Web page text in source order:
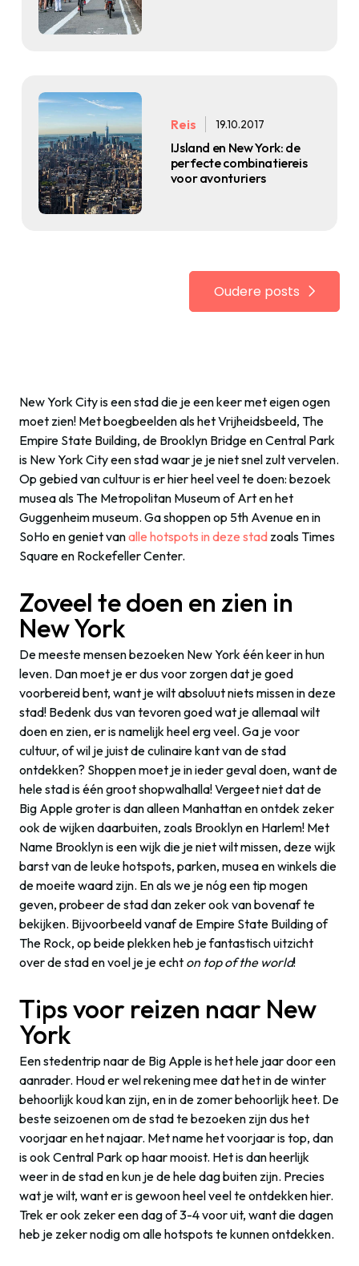
Reis 19.10.2017
IJsland en New York: de
perfecte combinatiereis
voor avonturiers
Oudere posts
New York City is een stad die je een keer met eigen ogen
moet zien! Met boegbeelden als het Vrijheidsbeeld, The
Empire State Building, de Brooklyn Bridge en Central Park
is New York City een stad waar je je niet snel zult vervelen.
Op gebied van cultuur is er hier heel veel te doen: bezoek
musea als The Metropolitan Museum of Art en het
Guggenheim museum. Ga shoppen op 5th Avenue en in
SoHo en geniet vanalle hotspots in deze stad zoals Times
Square en Rockefeller Center.
Zoveel te doen en zien in
New York
De meeste mensen bezoeken New York één keer in hun
leven. Dan moet je er dus voor zorgen dat je goed
voorbereid bent, want je wilt absoluut niets missen in deze
stad! Bedenk dus van tevoren goed wat je allemaal wilt
doen en zien, er is namelijk heel erg veel. Ga je voor
cultuur, of wil je juist de culinaire kant van de stad
ontdekken? Shoppen moet je in ieder geval doen, want de
hele stad is één groot shopwalhalla! Vergeet niet dat de
Big Apple groter is dan alleen Manhattan en ontdek zeker
ook de wijken daarbuiten, zoals Brooklyn en Harlem! Met
Name Brooklyn is een wijk die je niet wilt missen, deze wijk
barst van de leuke hotspots, parken, musea en winkels die
de moeite waard zijn. En als we je nóg een tip mogen
geven, probeer de stad dan zeker ook van bovenaf te
bekijken. Bijvoorbeeld vanaf de Empire State Building of
The Rock, op beide plekken heb je fantastisch uitzicht
over de stad en voel je je echt on top of the world!
Tips voor reizen naar New
York
Een stedentrip naar de Big Apple is het hele jaar door een
aanrader. Houd er wel rekening mee dat het in de winter
behoorlijk koud kan zijn, en in de zomer behoorlijk heet. De
beste seizoenen om de stad te bezoeken zijn dus het
voorjaar en het najaar. Met name het voorjaar is top, dan
is ook Central Park op haar mooist. Het is dan heerlijk
weer in de stad en kun je de hele dag buiten zijn. Precies
wat je wilt, want er is gewoon heel veel te ontdekken hier.
Trek er ook zeker een dag of 3-4 voor uit, want die dagen
heb je zeker nodig om alle hotspots te kunnen ontdekken.